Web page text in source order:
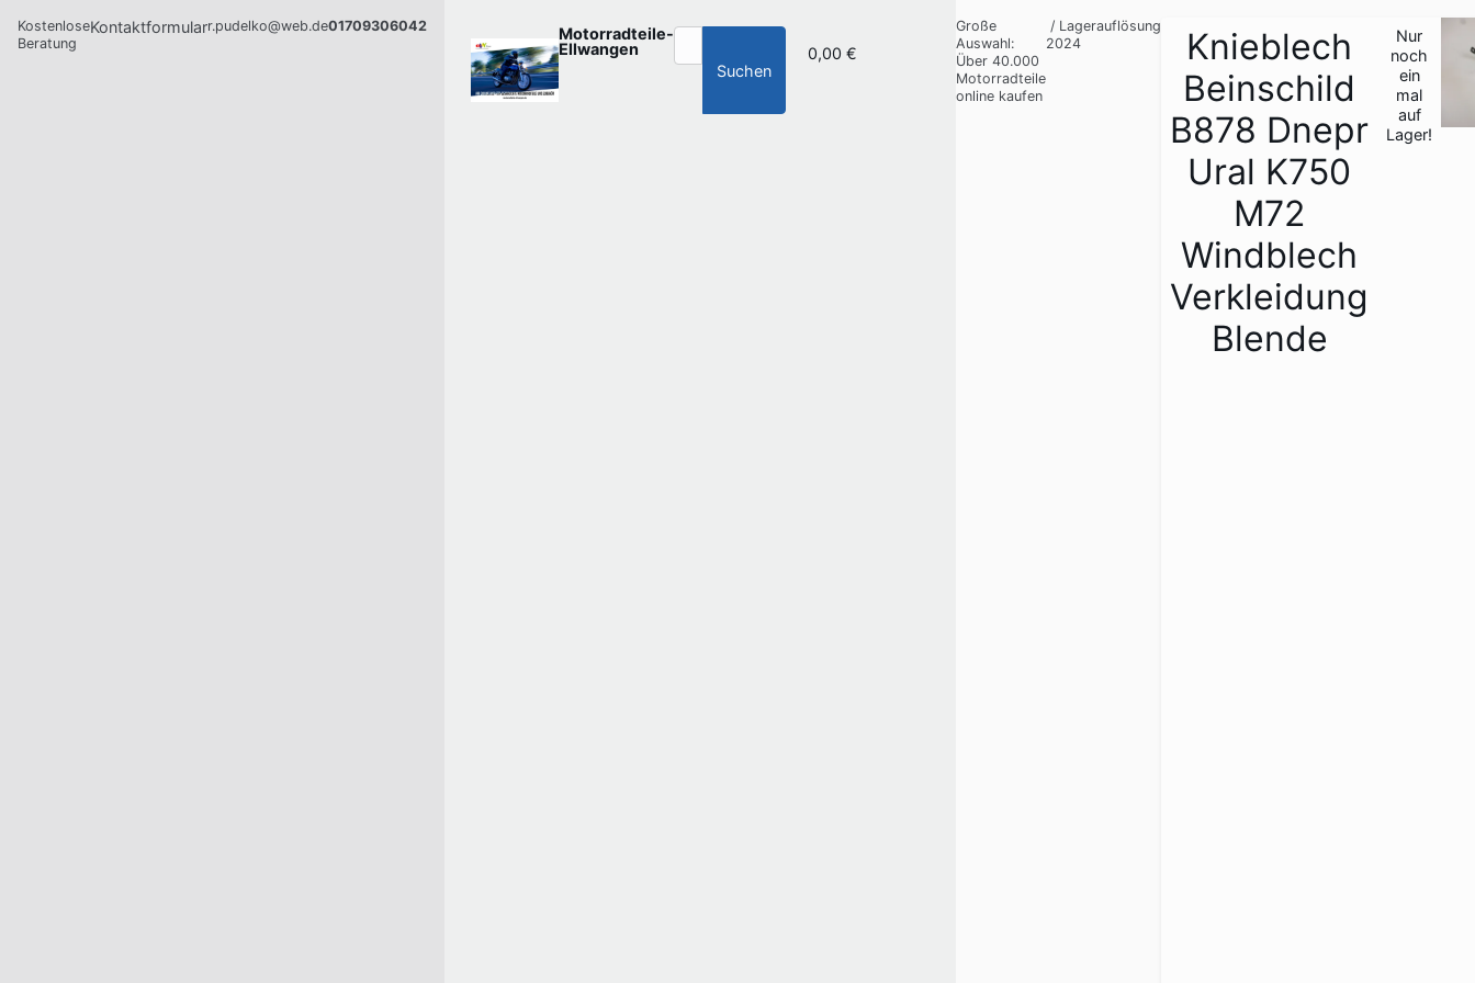
Kostenlose
Beratung
Kontaktformularr.pudelko@web.de01709306042
Motorradteile-
Ellwangen
Suchen
0,00 €
Große
Auswahl:
Über 40.000
Motorradteile
online kaufen
/ Lagerauflösung
2024
Knieblech
Beinschild
B878 Dnepr
Ural K750
M72
Windblech
Verkleidung
Blende
Nur
noch
ein
mal
auf
Lager!
1